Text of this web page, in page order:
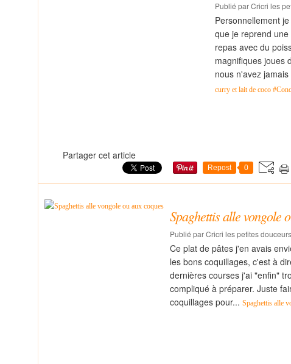
Publié par Cricri les
Personnellement
que je reprend
repas avec du
magnifiques joues
nous n'avez
curry et lait de coco
Partager cet article
Repost 0
Spaghettis alle vongole
Publié par Cricri les petites douceurs
Ce plat de pâtes j'en avais
les bons coquillages, c'est à
dernières courses j'ai "enfin"
compliqué à préparer. Juste
coquillages pour... Spaghettis alle